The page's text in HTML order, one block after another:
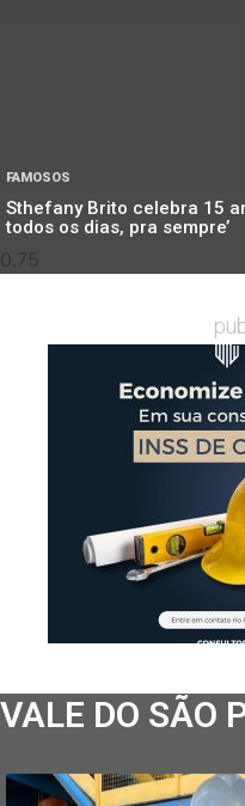
FAMOSOS
Sthefany Brito celebra 15
todos os dias, pra sempre’
VALE DO SÃO